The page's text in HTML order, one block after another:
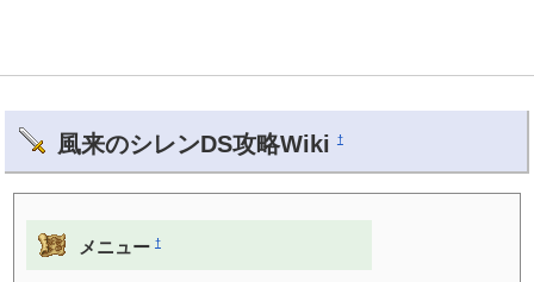
風来のシレンDS攻略Wiki †
メニュー †